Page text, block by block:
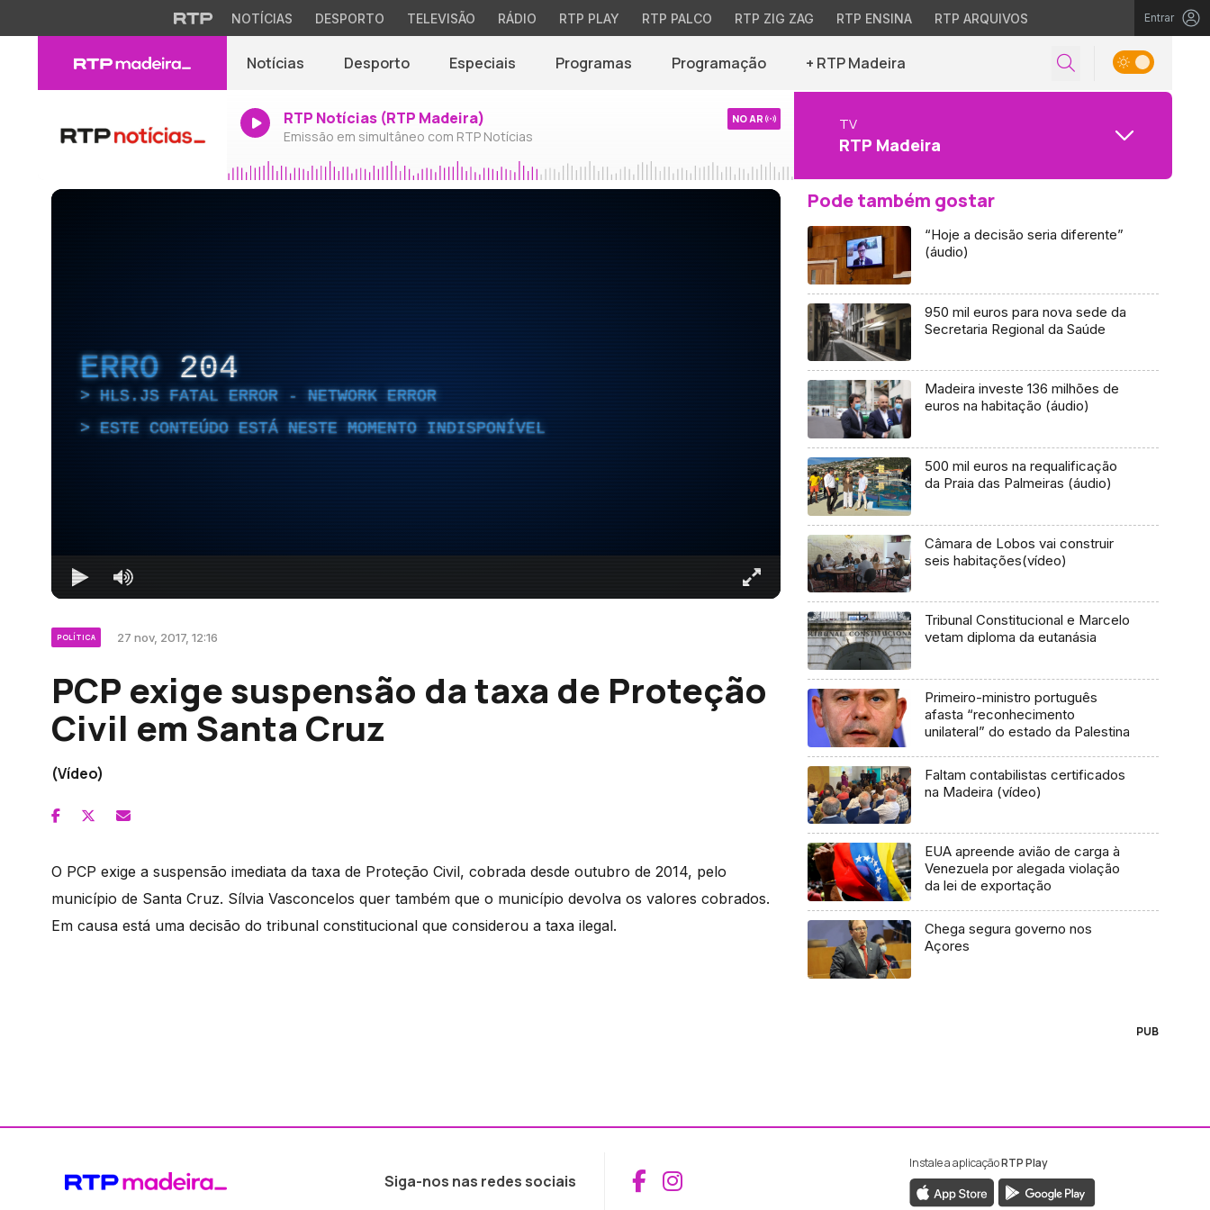
NOTÍCIAS DESPORTO TELEVISÃO RÁDIO RTP PLAY RTP PALCO RTP ZIG ZAG RTP ENSINA RTP ARQUIVOS Entrar
Notícias Desporto Especiais Programas Programação + RTP Madeira
RTP Notícias (RTP Madeira)
Emissão em simultâneo com RTP Notícias
NO AR TV
RTP Madeira
ERRO 204
HLS.JS FATAL ERROR - NETWORK ERROR
ESTE CONTEÚDO ESTÁ NESTE MOMENTO INDISPONÍVEL
POLÍTICA 27 nov, 2017, 12:16
PCP exige suspensão da taxa de Proteção
Civil em Santa Cruz
(Vídeo)
O PCP exige a suspensão imediata da taxa de Proteção Civil, cobrada desde outubro de 2014, pelo
município de Santa Cruz. Sílvia Vasconcelos quer também que o município devolva os valores cobrados.
Em causa está uma decisão do tribunal constitucional que considerou a taxa ilegal.
Pode também gostar
“Hoje a decisão seria diferente”
(áudio)
950 mil euros para nova sede da
Secretaria Regional da Saúde
Madeira investe 136 milhões de
euros na habitação (áudio)
500 mil euros na requalificação
da Praia das Palmeiras (áudio)
Câmara de Lobos vai construir
seis habitações(vídeo)
Tribunal Constitucional e Marcelo
vetam diploma da eutanásia
Primeiro-ministro português
afasta “reconhecimento
unilateral” do estado da Palestina
Faltam contabilistas certificados
na Madeira (vídeo)
EUA apreende avião de carga à
Venezuela por alegada violação
da lei de exportação
Chega segura governo nos
Açores
PUB
Siga-nos nas redes sociais Aceder ao Facebook da RTP Madeira
Aceder ao Instagram da RTP Madeira
Instale a aplicaçãoRTP Play